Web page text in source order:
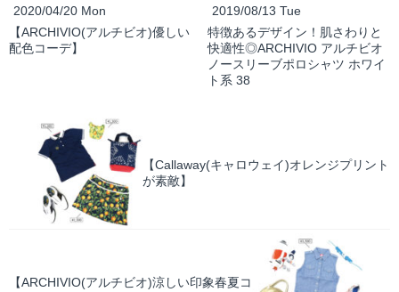
2020/04/20 Mon
【ARCHIVIO(アルチビオ)優しい
配色コーデ】
2019/08/13 Tue
特徴あるデザイン！肌さわりと
快適性◎ARCHIVIO アルチビオ
ノースリーブポロシャツ ホワイ
ト系 38
【Callaway(キャロウェイ)オレンジプリント
が素敵】
【ARCHIVIO(アルチビオ)涼しい印象春夏コ